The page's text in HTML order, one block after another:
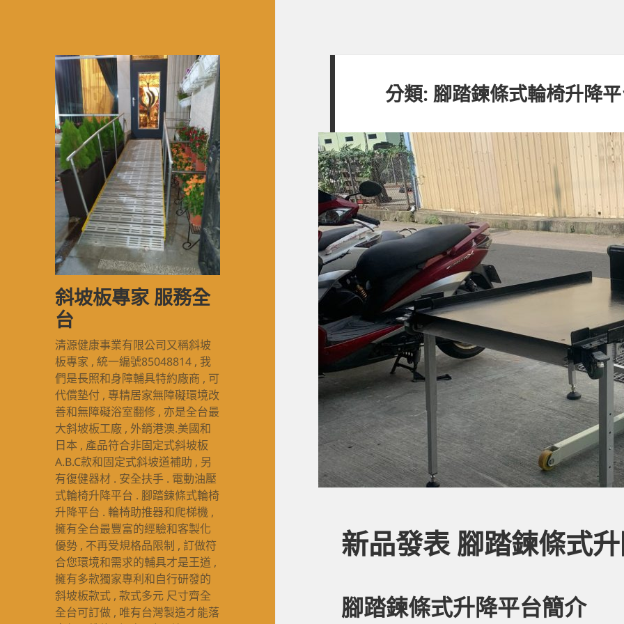
斜坡板專家 服務全
台
清源健康事業有限公司又稱斜坡
板專家 , 統一編號85048814 , 我
們是長照和身障輔具特約廠商 , 可
代償墊付 , 專精居家無障礙環境改
善和無障礙浴室翻修 , 亦是全台最
大斜坡板工廠 , 外銷港澳.美國和
日本 , 產品符合非固定式斜坡板
A.B.C款和固定式斜坡道補助 , 另
有復健器材 . 安全扶手 . 電動油壓
式輪椅升降平台 . 腳踏鍊條式輪椅
升降平台 . 輪椅助推器和爬梯機 ,
擁有全台最豐富的經驗和客製化
優勢 , 不再受規格品限制 , 訂做符
合您環境和需求的輔具才是王道 ,
擁有多款獨家專利和自行研發的
斜坡板款式 , 款式多元 尺寸齊全
全台可訂做 , 唯有台灣製造才能落
分類: 腳踏鍊條式輪椅升降
新品發表 腳踏鍊條式
腳踏鍊條式升降平台簡介